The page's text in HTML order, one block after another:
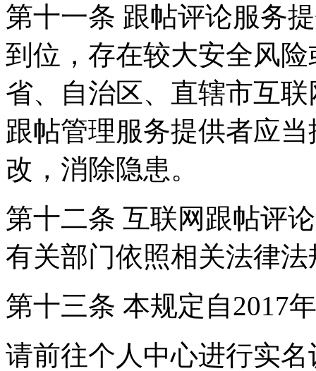
第十一条 跟帖评论服务
到位，存在较大安全风
省、自治区、直辖市互
跟帖管理服务提供者应
改，消除隐患。
第十二条 互联网跟帖评
有关部门依照相关法律
第十三条 本规定自2017
请前往个人中心进行实名